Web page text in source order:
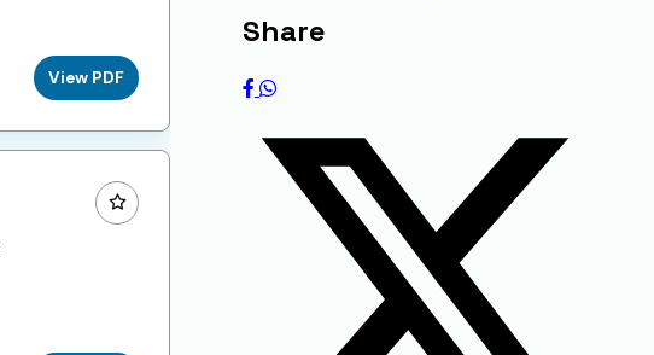
View PDF
Share